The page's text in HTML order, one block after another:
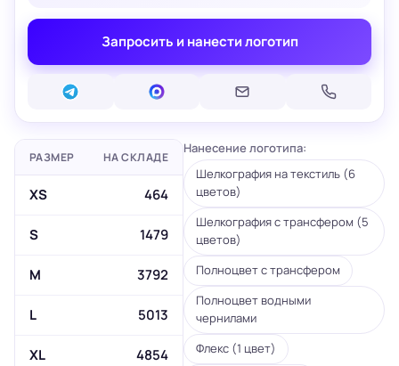
Запросить и нанести логотип
РАЗМЕР НА СКЛАДЕ
XS 464
S 1479
M 3792
L 5013
XL 4854
Нанесение логотипа:
Шелкография на текстиль (6
цветов)
Шелкография с трансфером (5
цветов)
Полноцвет с трансфером
Полноцвет водными
чернилами
Флекс (1 цвет)